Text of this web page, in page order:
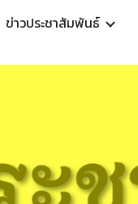
ข่าวประชาสัมพันธ์